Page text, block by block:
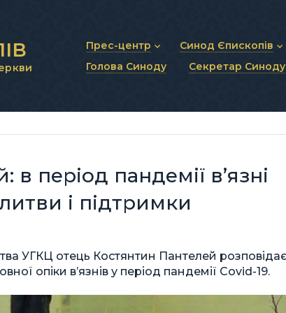
Прес-центр
Новини та анонси
Синод Єпископів
Статут Синоду
Синодальні органи
Голова Синоду Секретар Синоду
період пандемії в’язні
і підтримки
УГКЦ отець Костянтин Пантелей розповідає
опіки в’язнів у період пандемії Covid-19.